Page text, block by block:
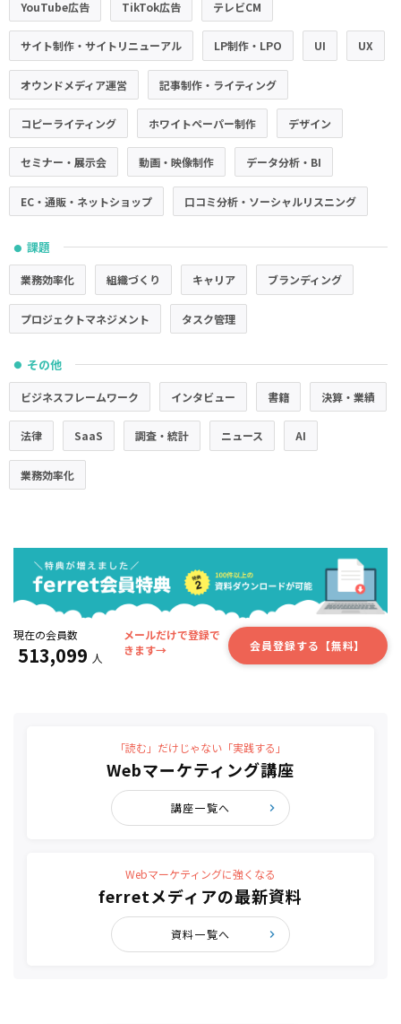
YouTube広告 TikTok広告 テレビCM
サイト制作・サイトリニューアル LP制作・LPO UI UX
オウンドメディア運営 記事制作・ライティング
コピーライティング ホワイトペーパー制作 デザイン
セミナー・展示会 動画・映像制作 データ分析・BI
EC・通販・ネットショップ 口コミ分析・ソーシャルリスニング
● 課題
業務効率化 組織づくり キャリア ブランディング
プロジェクトマネジメント タスク管理
● その他
ビジネスフレームワーク インタビュー 書籍 決算・業績
法律 SaaS 調査・統計 ニュース AI
業務効率化
現在の会員数
513,099 人
メールだけで登録で
きます→
会員登録する【無料】
「読む」だけじゃない「実践する」
Webマーケティング講座
講座一覧へ
Webマーケティングに強くなる
ferretメディアの最新資料
資料一覧へ